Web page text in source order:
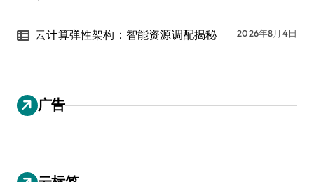
云计算弹性架构：智能资源调配揭秘 2026年8月4日
广告